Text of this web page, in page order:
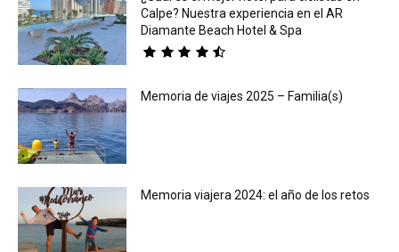
Calpe? Nuestra experiencia en el AR
Diamante Beach Hotel & Spa
Memoria de viajes 2025 – Familia(s)
Memoria viajera 2024: el año de los retos